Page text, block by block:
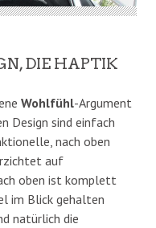
DIE HAPTIK
Wohlfühl-Argument
Design sind einfach
nach oben
auf
oben ist komplett
im Blick gehalten
natürlich die